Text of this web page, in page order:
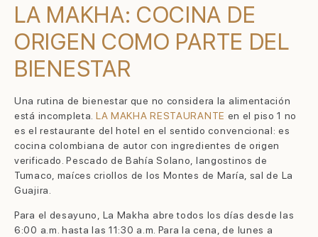
LA MAKHA: COCINA DE
ORIGEN COMO PARTE DEL
BIENESTAR
Una rutina de bienestar que no considera la alimentación
está incompleta. LA MAKHA RESTAURANTE en el piso 1 no
es el restaurante del hotel en el sentido convencional: es
cocina colombiana de autor con ingredientes de origen
verificado. Pescado de Bahía Solano, langostinos de
Tumaco, maíces criollos de los Montes de María, sal de La
Guajira.
Para el desayuno, La Makha abre todos los días desde las
6:00 a.m. hasta las 11:30 a.m. Para la cena, de lunes a